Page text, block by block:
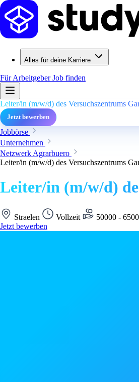
Alles für deine Karriere
Für ArbeitgeberJob finden
Leiter/in (m/w/d) des Versuchszentrums
Jetzt bewerben
Jobbörse
Unternehmen
Netzwerk Agrarbuero
Leiter/in (m/w/d) des Versuchszentrums
Leiter/in (m/w/d)
Straelen Vollzeit 50000 -
Jetzt bewerben